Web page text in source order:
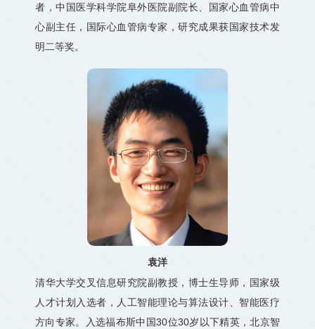
者，中国医学科学院阜外医院副院长、国家心血管病中
心副主任，国际心血管病专家，研究成果获国家技术发
明二等奖。
袁洋
清华大学交叉信息研究院副教授，博士生导师，国家级
人才计划入选者，人工智能理论与算法设计、智能医疗
方向专家。入选福布斯中国30位30岁以下精英，北京智